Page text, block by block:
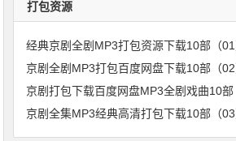
打包资源
经典京剧全剧MP3打包资源下载10部（01
京剧全剧MP3打包百度网盘下载10部（02
京剧全集MP3经典高清打包下载10部（03